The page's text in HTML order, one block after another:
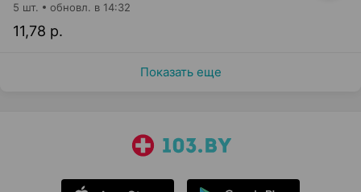
11,78 р.
5 шт. обновл. в 14:32
Показать еще